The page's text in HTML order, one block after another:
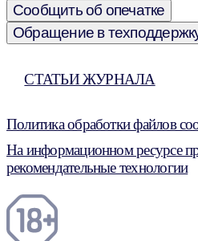
Сообщить об опечатке
Обращение в
СТАТЬИ ЖУРНАЛА
Политика обработки файлов
На информационном ресурсе
рекомендательные технологии